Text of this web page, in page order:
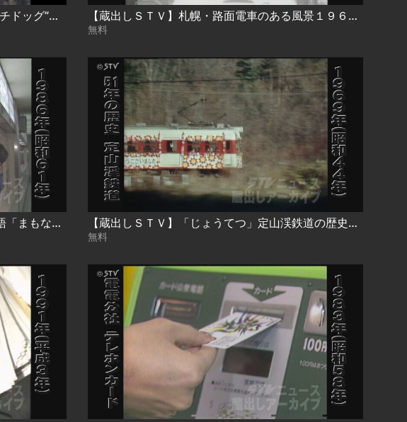
【蔵出しＳＴＶ】３７年前の縁日“フレンチドッグ”の文字も懐かし…「札幌まつり」５５年前のみこし渡御も 【蔵出しＳＴＶ】札幌・路面電車のある風景１９６３～ ここにもあそこにも路面電車が…ラッシュの人波も・「北２４条」の案内表示も・ツートンカラーの車体も…記憶鮮やかに
無料
【蔵出しＳＴＶ】札幌駅券売機の今昔物語「まもなく新紙幣発行…自販機・券売機に注目！」企画 【蔵出しＳＴＶ】「じょうてつ」定山渓鉄道の歴史 “撮り鉄の姿も…”
無料